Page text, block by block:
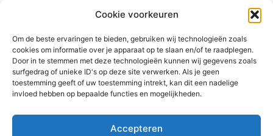
Cookie voorkeuren
Om de beste ervaringen te bieden, gebruiken wij technologieën zoals
cookies om informatie over je apparaat op te slaan en/of te raadplegen.
Door in te stemmen met deze technologieën kunnen wij gegevens zoals
surfgedrag of unieke ID's op deze site verwerken. Als je geen
toestemming geeft of uw toestemming intrekt, kan dit een nadelige
invloed hebben op bepaalde functies en mogelijkheden.
Accepteren
Copyright © 2026 AlleWandelRoutes.nl
Vul hier je e-mail adres in om het
GRATIS wandelboekje te